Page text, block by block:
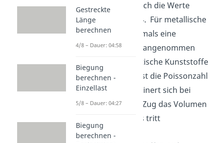
Generell bewegen sich die Werte
zwischen 0,2 und 0,4. Für metallische
Werkstoffe wird oftmals eine
Poissonzahl von 0,3 angenommen
und für thermoplastische Kunststoffe
Werte um die 0,35. Ist die Poissonzahl
größer als 0,5 verkleinert sich bei
einer Belastung mit Zug das Volumen
der Werkstoffe. Dies tritt
beispielsweise bei
Gestreckte
Länge
berechnen
4/8 – Dauer: 04:58
Biegung
berechnen -
Einzellast
5/8 – Dauer: 04:27
Biegung
berechnen -